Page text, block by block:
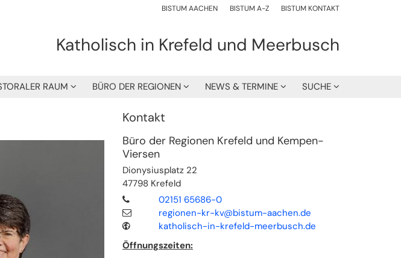
BISTUM AACHEN BISTUM A-Z BISTUM KONTAKT
Katholisch in Krefeld und Meerbusch
RAUM BÜRO DER REGIONEN NEWS & TERMINE SUCHE
Kontakt
Büro der Regionen Krefeld und Kempen-
Viersen
Dionysiusplatz 22
47798 Krefeld
02151 65686-0
regionen-kr-kv@bistum-aachen.de
katholisch-in-krefeld-meerbusch.de
Öffnungszeiten: